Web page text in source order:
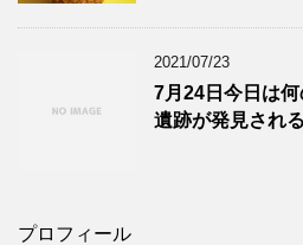
2021/07/23
7月24日今日は
遺跡が発見される
プロフィール